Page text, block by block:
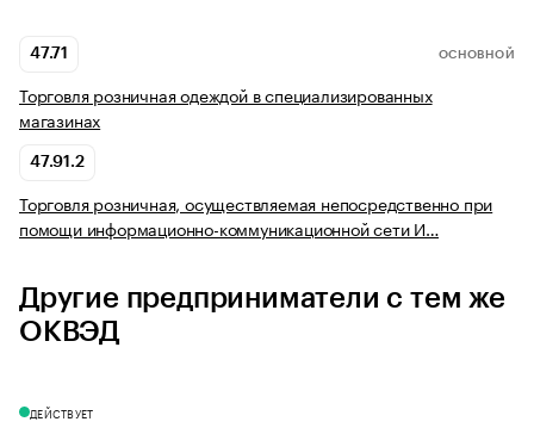
47.71 ОСНОВНОЙ
Торговля розничная одеждой в специализированных
магазинах
47.91.2
Торговля розничная, осуществляемая непосредственно при
помощи информационно-коммуникационной сети И…
Другие предприниматели с тем же
ОКВЭД
ДЕЙСТВУЕТ